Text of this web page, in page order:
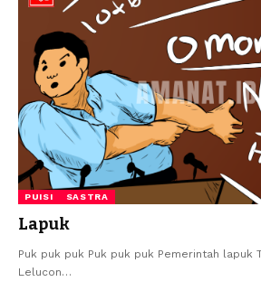
PUISI SASTRA
Lapuk
Puk puk puk Puk puk puk Pemerintah lapuk
Lelucon…